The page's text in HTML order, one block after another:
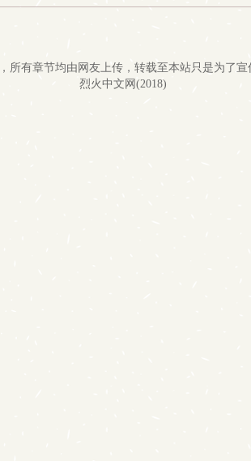
所有章节均由网友上传，转载至本站只是为了宣
烈火中文网(2018)